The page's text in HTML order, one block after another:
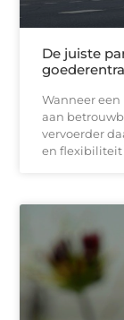
De juiste
Wanneer
aan
vervoerder
en flexibiliteit